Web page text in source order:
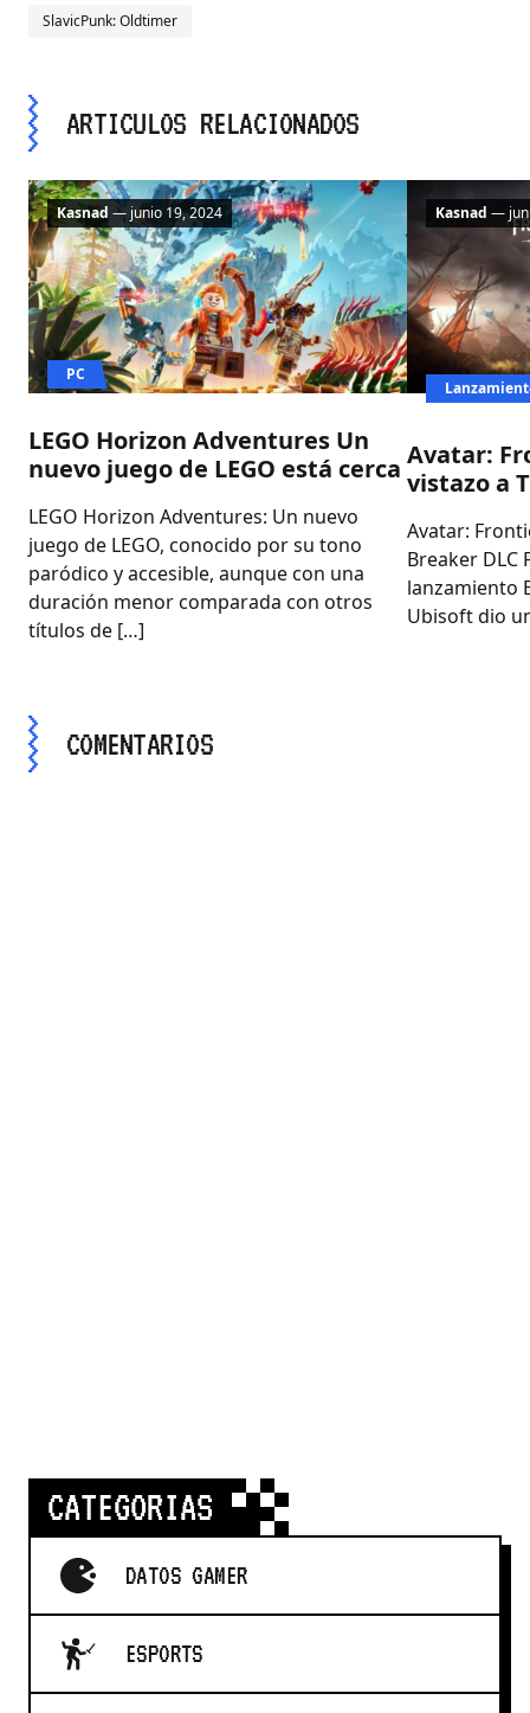
SlavicPunk: Oldtimer
ARTICULOS RELACIONADOS
LEGO Horizon Adventures Un
nuevo juego de LEGO está cerca
LEGO Horizon Adventures: Un nuevo
juego de LEGO, conocido por su tono
paródico y accesible, aunque con una
duración menor comparada con otros
títulos de […]
PC
Kasnad — junio 19, 2024
Avatar:
vistazo a
Avatar:
Breaker DLC
lanzamiento
Ubisoft dio
Kasnad —
COMENTARIOS
CATEGORIAS
DATOS GAMER
ESPORTS